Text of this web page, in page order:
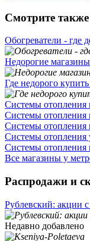
Смотрите также
Обогреватели - где
Недорогие
Где недорого
Системы отопления
Системы
Системы отопления
Системы отопления
Системы
Все магазины у
Распродажи и
Рублевский: акции
Недавно добавлено